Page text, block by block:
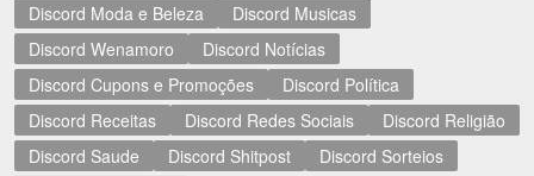
Discord Moda e Beleza
Discord Musicas
Discord Wenamoro
Discord Notícias
Discord Cupons e Promoções
Discord Política
Discord Receitas
Discord Redes Sociais
Discord Religião
Discord Saude
Discord Shitpost
Discord Sorteios